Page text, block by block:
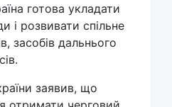
готова укладати
і розвивати спільне
засобів дальнього
заявив, що